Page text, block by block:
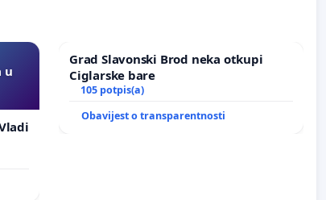
u
Grad Slavonski Brod neka otkupi
Ciglarske bare
105 potpis(a)
Obavijest o transparentnosti